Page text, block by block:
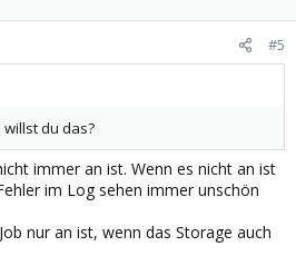
#5
du das?
immer an ist. Wenn es nicht an ist
im Log sehen immer unschön
nur an ist, wenn das Storage auch